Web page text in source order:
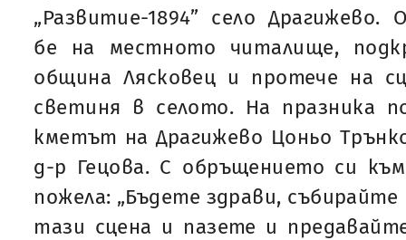
„Развитие-1894” село Драгижево.
бе на местното читалище,
община Лясковец и протече на
светиня в селото. На празника
кметът на Драгижево Цоньо
д-р Гецова. С обръщението си
пожела: „Бъдете здрави,
тази сцена и пазете и